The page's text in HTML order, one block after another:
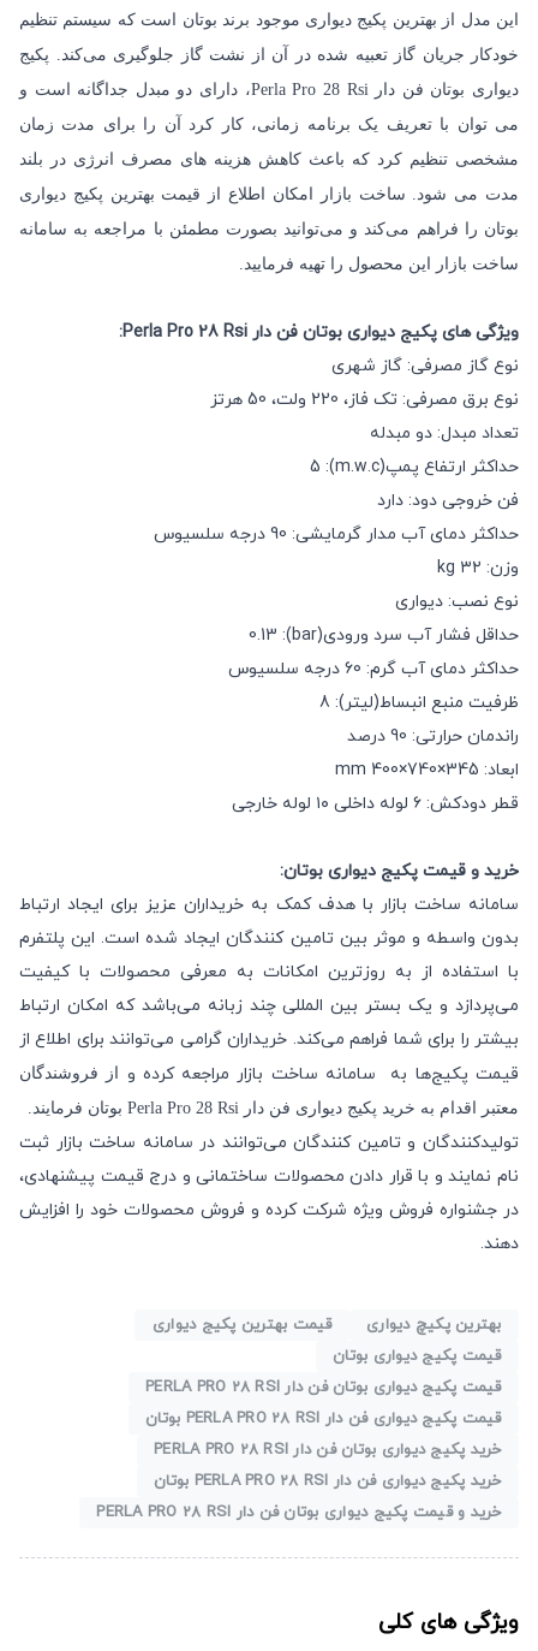
این مدل از بهترین پکیج دیواری موجود برند بوتان است که سیستم تنظیم
خودکار جریان گاز تعبیه شده در آن از نشت گاز جلوگیری می‌کند. پکیج
دیواری بوتان فن دار Perla Pro 28 Rsi، دارای دو مبدل جداگانه است و
می توان با تعریف یک برنامه زمانی، کار کرد آن را برای مدت زمان
مشخصی تنظیم کرد که باعث کاهش هزینه های مصرف انرژی در بلند
مدت می شود. ساخت بازار
امکان اطلاع از قیمت بهترین پکیج دیواری
بوتان را فراهم می‌کند و می‌توانید بصورت مطمئن با مراجعه به سامانه
ساخت بازار این محصول را تهیه فرمایید.
ویژگی های پکیج دیواری بوتان فن دار Perla Pro 28 Rsi:
نوع گاز مصرفی: گاز شهری
نوع برق مصرفی: تک فاز، 220 ولت، 50 هرتز
تعداد مبدل: دو مبدله
حداکثر ارتفاع پمپ(m.w.c): 5
فن خروجی دود: دارد
حداکثر دمای آب مدار گرمایشی: 90 درجه سلسیوس
وزن: ۳۲ kg
نوع نصب: دیواری
حداقل فشار آب سرد ورودی(bar): 0.13
حداکثر دمای آب گرم: 60 درجه سلسیوس
ظرفیت منبع انبساط(لیتر): 8
راندمان حرارتی: 90 درصد
ابعاد: mm 400×740×345
قطر دودکش: ۶ لوله داخلی ۱۰ لوله خارجی
خرید و قیمت پکیج دیواری بوتان:
سامانه ساخت بازار با هدف کمک به خریداران عزیز برای ایجاد ارتباط
بدون واسطه و موثر بین تامین کنندگان ایجاد شده است. این پلتفرم
با استفاده از به روزترین امکانات به معرفی محصولات با کیفیت
می‌پردازد و یک بستر بین المللی چند زبانه می‌باشد که امکان ارتباط
بیشتر را برای شما فراهم می‌کند. خریداران گرامی می‌توانند برای اطلاع از
قیمت پکیج‌ها به سامانه ساخت بازار مراجعه کرده و
از فروشندگان
معتبر اقدام به خرید پکیج دیواری فن دار Perla Pro 28 Rsi بوتان فرمایند.
تولیدکنندگان و تامین کنندگان می‌توانند در سامانه ساخت بازار ثبت
نام نمایند و با قرار دادن محصولات ساختمانی و درج قیمت پیشنهادی،
در جشنواره فروش ویژه شرکت کرده و فروش محصولات خود را افزایش
دهند.
بهترین پکیچ دیواری
قیمت بهترین پکیج دیواری
قیمت پکیج دیواری بوتان
قیمت پکیج دیواری بوتان فن دار PERLA PRO 28 RSI
قیمت پکیج دیواری فن دار PERLA PRO 28 RSI بوتان
خرید پکیج دیواری بوتان فن دار PERLA PRO 28 RSI
خرید پکیج دیواری فن دار PERLA PRO 28 RSI بوتان
خرید و قیمت پکیج دیواری بوتان فن دار PERLA PRO 28 RSI
ویژگی های کلی